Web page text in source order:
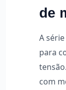
de
A
para
com